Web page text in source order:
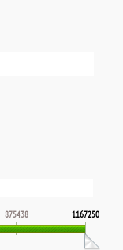
875438 1167250